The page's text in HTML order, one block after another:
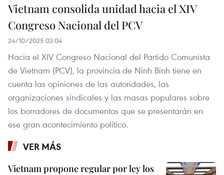
Vietnam consolida unidad hacia el XIV
Congreso Nacional del PCV
24/10/2025 03:04
Hacia el XIV Congreso Nacional del Partido Comunista
de Vietnam (PCV), la provincia de Ninh Binh tiene en
cuenta las opiniones de las autoridades, las
organizaciones sindicales y las masas populares sobre
los borradores de documentos que se presentarán en
ese gran acontecimiento político.
VER MÁS
Vietnam propone regular por ley los